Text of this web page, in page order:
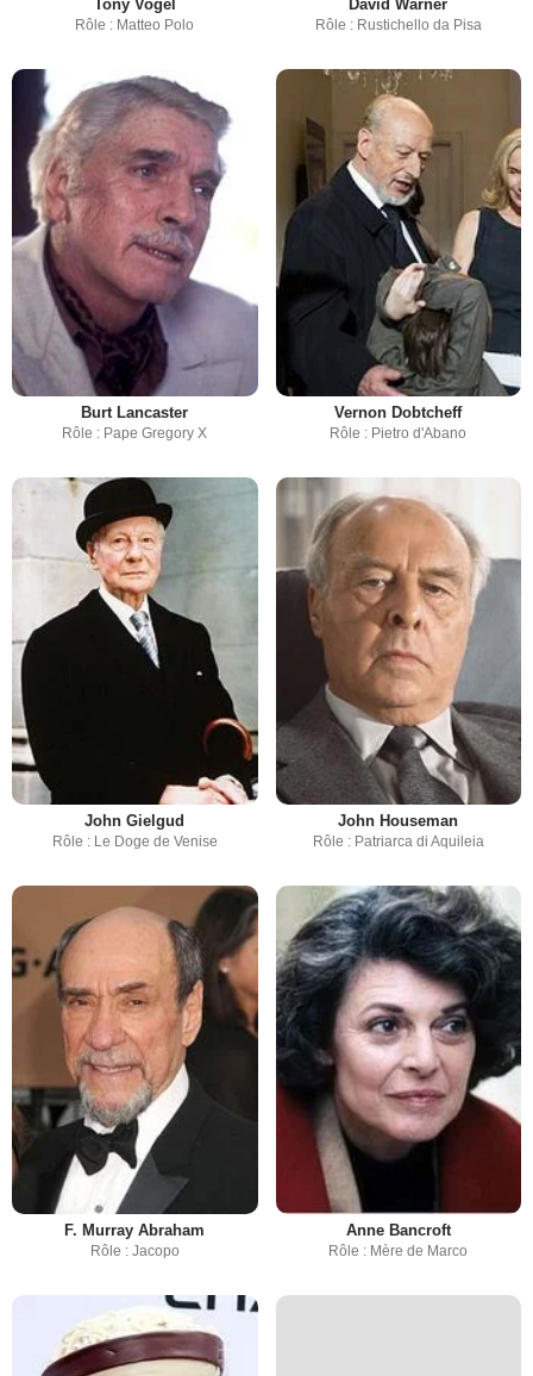
Tony Vogel
Rôle : Matteo Polo
David Warner
Rôle : Rustichello da Pisa
Burt Lancaster
Rôle : Pape Gregory X
Vernon Dobtcheff
Rôle : Pietro d'Abano
John Gielgud
Rôle : Le Doge de Venise
John Houseman
Rôle : Patriarca di Aquileia
F. Murray Abraham
Rôle : Jacopo
Anne Bancroft
Rôle : Mère de Marco